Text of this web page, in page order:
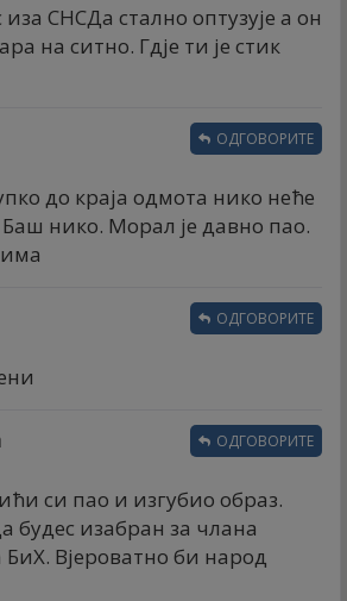
СНСДа стално оптузује а он
на ситно. Гдје ти је стик
до краја одмота нико неће
нико. Морал је давно пао.
ОДГОВОРИТЕ
ОДГОВОРИТЕ
си пао и изгубио образ.
будес изабран за члана
БиХ. Вјероватно би народ
ОДГОВОРИТЕ